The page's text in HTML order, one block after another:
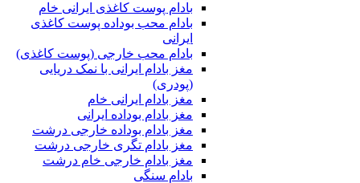
بادام پوست کاغذی ایرانی خام
بادام محب بوداده پوست کاغذی
ایرانی
بادام محب خارجی (پوست کاغذی)
مغز بادام ایرانی با نمک دریایی
(پودری)
مغز بادام ایرانی خام
مغز بادام بوداده ایرانی
مغز بادام بوداده خارجی درشت
مغز بادام تگری خارجی درشت
مغز بادام خارجی خام درشت
بادام سنگی